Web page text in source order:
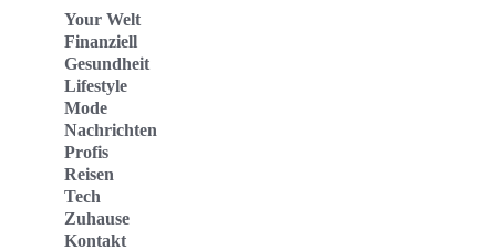
Your Welt
Finanziell
Gesundheit
Lifestyle
Mode
Nachrichten
Profis
Reisen
Tech
Zuhause
Kontakt